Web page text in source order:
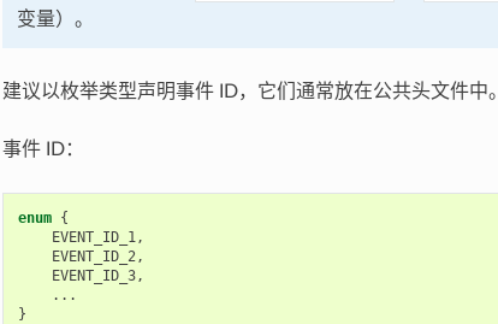
变量）。
建议以枚举类型声明事件 ID，它们通常放在公共头文件中。
事件 ID：
enum {
EVENT_ID_1,
EVENT_ID_2,
EVENT_ID_3,
...
}